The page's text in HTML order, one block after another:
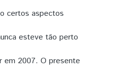
certos aspectos
esteve tão perto
em 2007. O presente